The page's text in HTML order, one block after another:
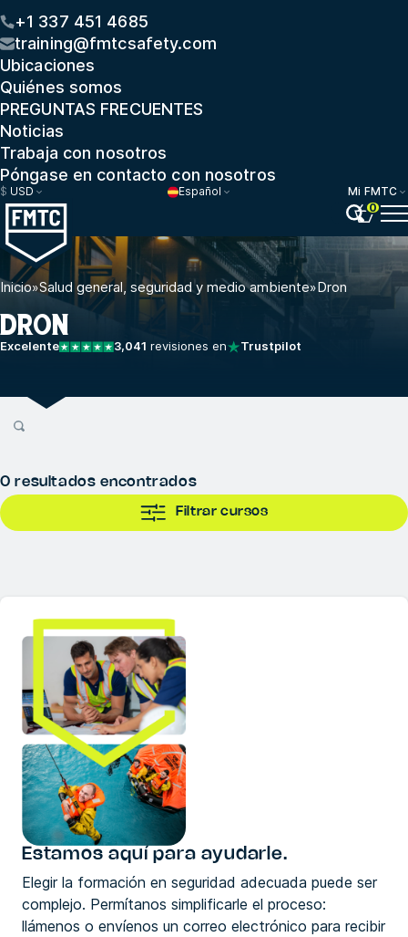
+1 337 451 4685
training@fmtcsafety.com
Ubicaciones
Quiénes somos
PREGUNTAS FRECUENTES
Noticias
Trabaja con nosotros
Póngase en contacto con nosotros
$ USD Español
Mi FMTC
0
Inicio»Salud general, seguridad y medio ambiente»Dron
DRON
Excelente 3,041 revisiones en Trustpilot
0 resultados encontrados
Filtrar cursos
Estamos aquí para ayudarle.
Elegir la formación en seguridad adecuada puede ser
complejo. Permítanos simplificarle el proceso:
llámenos o envíenos un correo electrónico para recibir